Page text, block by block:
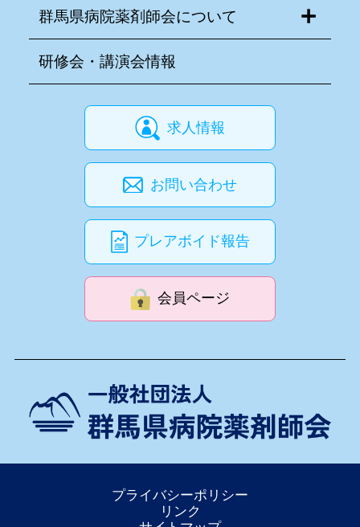
群馬県病院薬剤師会について
研修会・講演会情報
求人情報
お問い合わせ
プレアボイド報告
会員ページ
プライバシーポリシー
リンク